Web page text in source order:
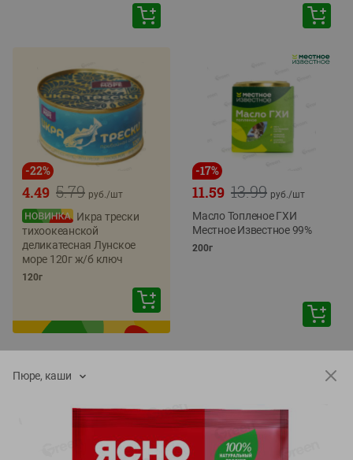
-22%
5.79
4.49 руб./шт
Икра трески
тихоокеанской
деликатесная Лунское
море 120г ж/б ключ
120г
-17%
13.99
11.59 руб./шт
Масло Топленое ГХИ
Местное Известное 99%
200г
Пюре, каши